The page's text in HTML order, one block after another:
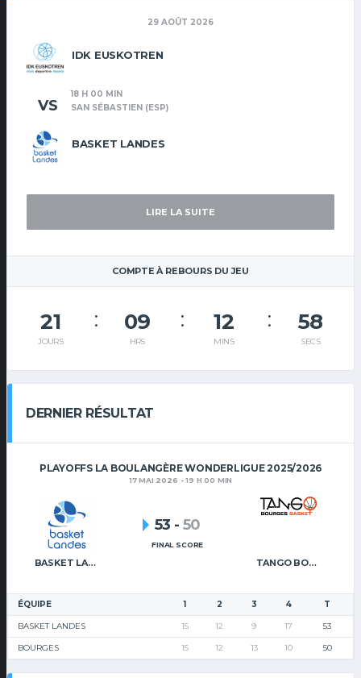
29 AOÛT 2026
IDK EUSKOTREN
BASKET LANDES
VS
18 H 00 MIN
SAN SÉBASTIEN (ESP)
LIRE LA SUITE
COMPTE À REBOURS DU JEU
21
JOURS
09
HRS
12
MINS
57
SECS
DERNIER RÉSULTAT
PLAYOFFS LA BOULANGÈRE WONDERLIGUE 2025/2026
17 MAI 2026 - 19 H 00 MIN
BASKET LANDES TANGO BOURGES BASKET
53 - 50
FINAL SCORE
ÉQUIPE 1 2 3 4 T
BASKET LANDES 15 12 9 17 53
BOURGES 15 12 13 10 50